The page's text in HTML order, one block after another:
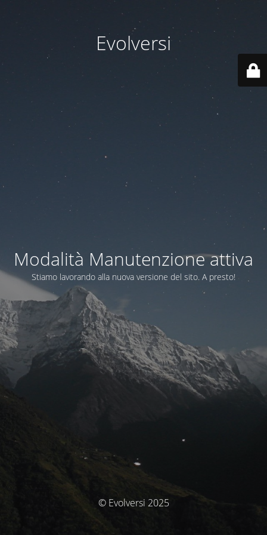
Evolversi
Modalità Manutenzione attiva
Stiamo lavorando alla nuova versione del sito. A presto!
© Evolversi 2025